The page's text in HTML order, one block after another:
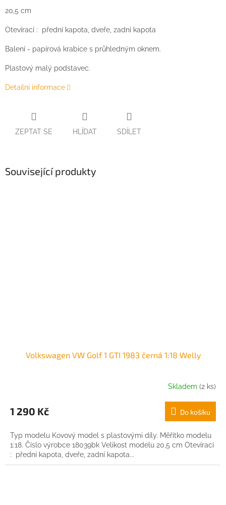
20,5 cm
Otevírací : přední kapota, dveře, zadní kapota
Balení - papírová krabice s průhledným oknem.
Plastový malý podstavec.
Detailní informace
ZEPTAT SE HLÍDAT SDÍLET
Související produkty
Volkswagen VW Golf 1 GTI 1983 černá 1:18 Welly
Skladem (2 ks)
1 290 Kč Do košíku
Typ modelu Kovový model s plastovými díly. Měřítko modelu
1:18. Číslo výrobce 18039bk Velikost modelu 20,5 cm Otevírací
: přední kapota, dveře, zadní kapota...